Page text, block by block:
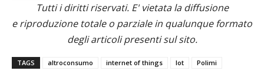
Tutti i diritti riservati. E' vietata la diffusione
e riproduzione totale o parziale in qualunque formato
degli articoli presenti sul sito.
TAGS altroconsumo internet of things Iot Polimi